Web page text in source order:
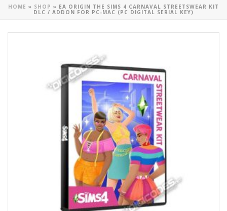
HOME » SHOP » EA ORIGIN THE SIMS 4 CARNAVAL STREETSWEAR KIT
DLC / ADDON FOR PC-MAC (PC DIGITAL SERIAL KEY)